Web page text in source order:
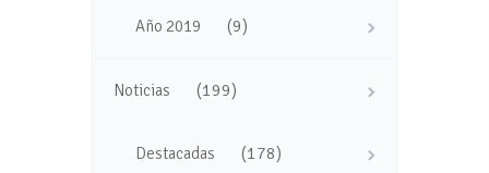
Año 2019 (9)
Noticias (199)
Destacadas (178)